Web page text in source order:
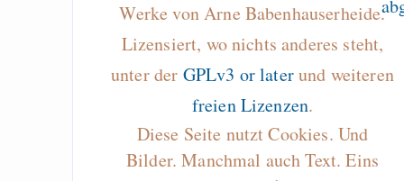
Werke von Arne Babenhauserheide.
Lizensiert, wo nichts anderes steht,
unter der GPLv3 or laterund weiteren
freien Lizenzen.
Diese Seite nutzt Cookies. Und
Bilder. Manchmal auch Text. Eins
Alltag in
Klimaneutralen Welt